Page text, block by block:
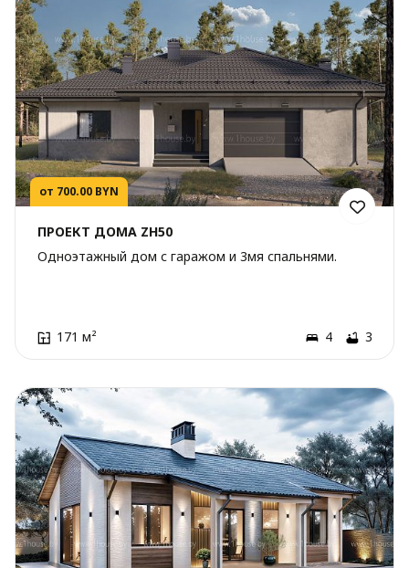
от 700.00 BYN
ПРОЕКТ ДОМА ZH50
Одноэтажный дом с гаражом и 3мя спальнями.
171 м² 4 3